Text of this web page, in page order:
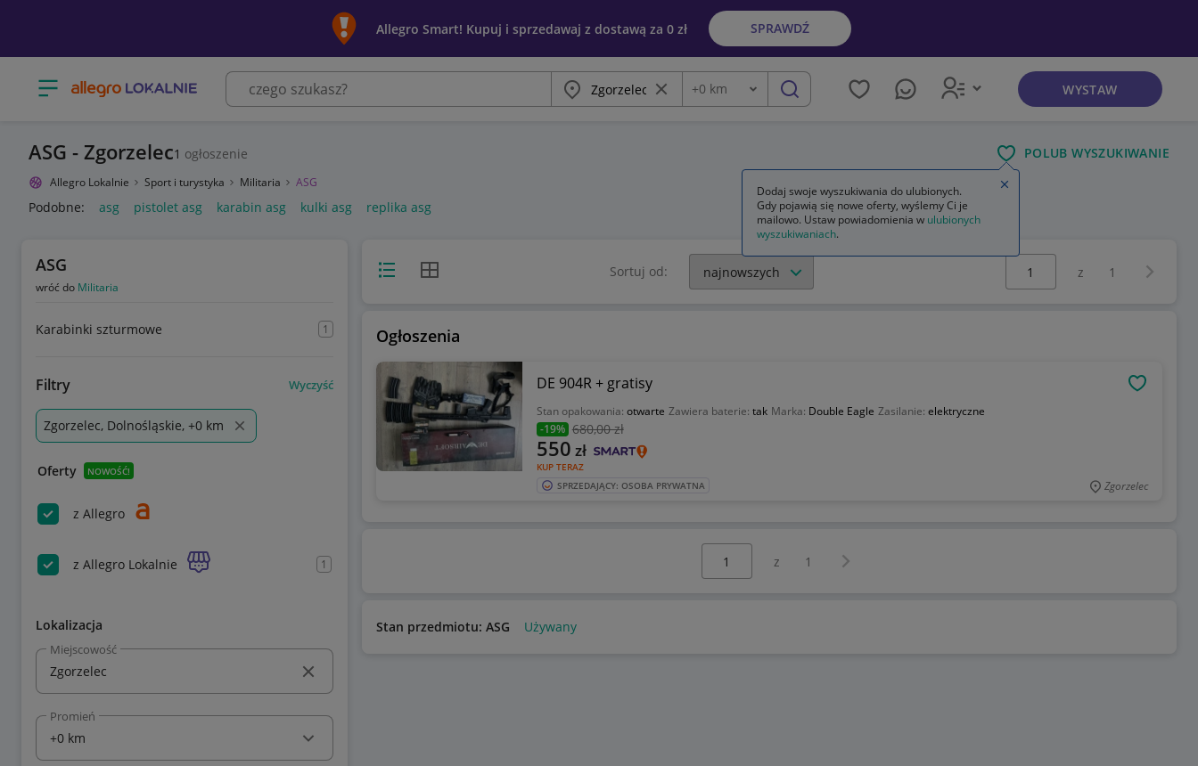
Allegro Smart! Kupuj i sprzedawaj z dostawą za 0 zł SPRAWDŹ
Otwórz menu z kategoriami Miasto Wyczyść frazę
Odległość
+0 km szukaj WYSTAW
ASG - Zgorzelec1 ogłoszenie POLUB WYSZUKIWANIE
Allegro Lokalnie Sport i turystyka Militaria ASG
Podobne: asg pistolet asg karabin asg kulki asg replika asg
ASG
wróć do Militaria
Karabinki szturmowe 1
Filtry Wyczyść
Zgorzelec, Dolnośląskie, +0 km
Oferty NOWOŚĆ!
z Allegro
z Allegro Lokalnie 1
Lokalizacja
Miejscowość
Promień
Widok listyWidok siatki Sortuj od:
Wybierz stronę:
z 1
Ogłoszenia
DE 904R + gratisy
Stan opakowania: otwarte Zawiera baterie: tak Marka: Double Eagle Zasilanie: elektryczne
-19% 680,00 zł
KUP TERAZ
550 zł
SPRZEDAJĄCY: OSOBA PRYWATNA Zgorzelec
z 1 Następna strona
Stan przedmiotu: ASG Używany
Dodaj swoje wyszukiwania do ulubionych.
Gdy pojawią się nowe oferty, wyślemy Ci je
mailowo. Ustaw powiadomienia w ulubionych
wyszukiwaniach.
Zamknij wskazówkę